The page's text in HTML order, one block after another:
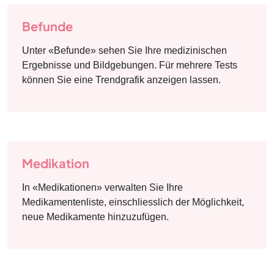
Befunde
Unter «Befunde» sehen Sie Ihre medizinischen
Ergebnisse und Bildgebungen. Für mehrere Tests
können Sie eine Trendgrafik anzeigen lassen.
Medikation
In «Medikationen» verwalten Sie Ihre
Medikamentenliste, einschliesslich der Möglichkeit,
neue Medikamente hinzuzufügen.